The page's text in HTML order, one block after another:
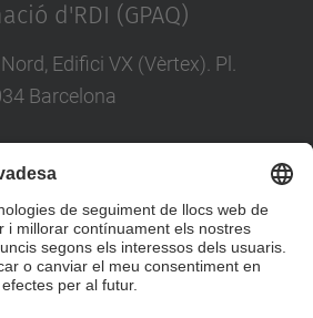
d'RDI (GPAQ)
Edifici VX (Vèrtex). Pl.
Barcelona